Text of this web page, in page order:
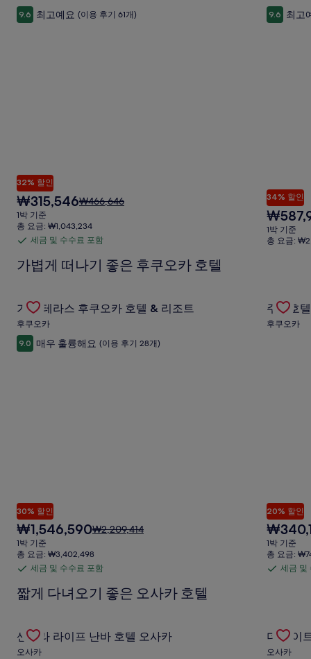
대
한
포
함
포
함
9.6 최고예요 (이용 후기 61개)
32% 할인
현
재
요
금
₩315,546
₩315,546요
은
₩466,646
며,
표
금
대
한
₩466,646
1박 기준
총 요금: ₩1,043,234
세
금
및
수
료
포
함
세금 및 수수료 포함
9.6 최고
34% 할인
현
재
요
1박 기준
총 요금:
가볍게 떠나기 좋은 후쿠오카 호텔
Gallery
Carousel
가든 테라스 후쿠오카 호텔 & 리조트
후쿠오카
9.0 매우 훌륭해요 (이용 후기 28개)
30% 할인
현
재
요
금
₩1,546,590
₩1,546,590요
은
₩2,209,414
며,
표
금
₩2,209,414
1박 기준
총 요금: ₩3,402,498
세
금
수
료
세금 및 수수료 포함
Gallery
주니호텔
후쿠오카
20% 할인
현
재
요
금
₩340,103
1박 기준
총 요금:
세
수
료
세금 및
짧게 다녀오기 좋은 오사카 호텔
Gallery
Carousel
센타라 라이프 난바 호텔 오사카
오사카
센타라 라이프 난바 호텔 오사카 의 특가 상품 확인
Gallery
더 게이
오사카
더 게